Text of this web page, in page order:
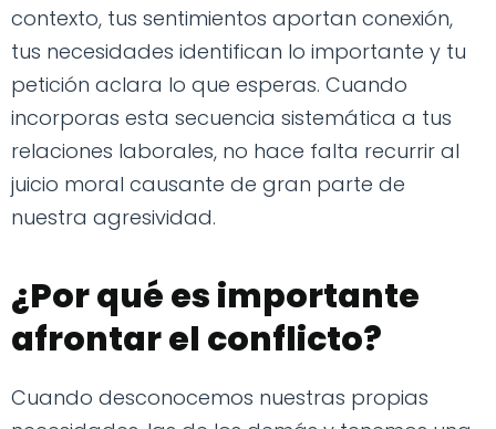
contexto, tus sentimientos aportan conexión,
tus necesidades identifican lo importante y tu
petición aclara lo que esperas. Cuando
incorporas esta secuencia sistemática a tus
relaciones laborales, no hace falta recurrir al
juicio moral causante de gran parte de
nuestra agresividad.
¿Por qué es importante
afrontar el conflicto?
Cuando desconocemos nuestras propias